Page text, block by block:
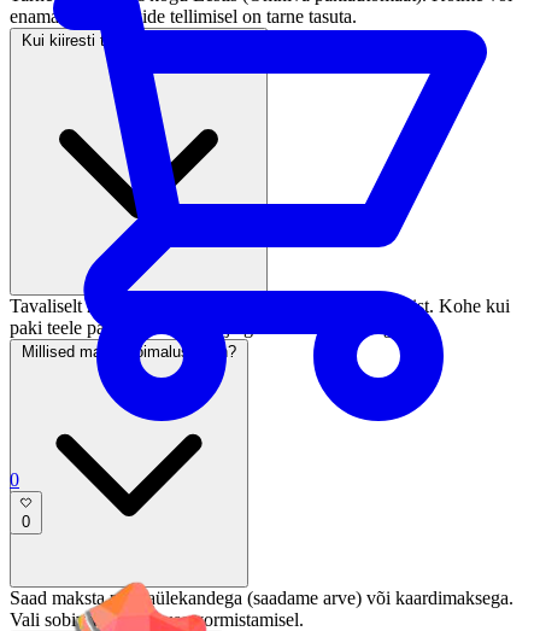
enama paari sokkide tellimisel on tarne tasuta.
Kui kiiresti tellimus kohale jõuab?
Tavaliselt 2–5 tööpäeva jooksul pärast makse laekumist. Kohe kui
paki teele paneme, saadame jälgimiskoodi e-postiga.
Millised maksevõimalused on?
Saad maksta pangaülekandega (saadame arve) või kaardimaksega.
Vali sobiv viis tellimuse vormistamisel.
0
0